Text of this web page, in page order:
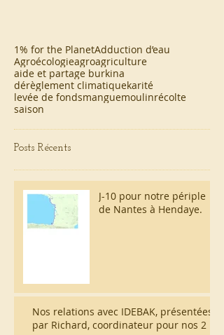
1% for the PlanetAdduction d’eau
Agroécologieagroagriculture
aide et partage burkina
dérèglement climatiquekarité
levée de fondsmanguemoulinrécolte
saison
Posts Récents
J-10 pour notre périple
de Nantes à Hendaye.
Nos relations avec IDEBAK, présentées
par Richard, coordinateur pour nos 2